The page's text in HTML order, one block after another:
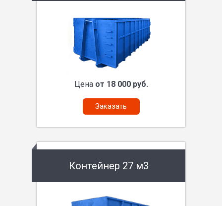
Цена от 18 000 руб.
Заказать
Контейнер 27 м3